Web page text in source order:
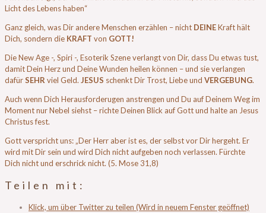
Licht des Lebens haben“
Ganz gleich, was Dir andere Menschen erzählen – nicht DEINEKraft hält
Dich, sondern die KRAFT von GOTT!
Die New Age -, Spiri -, Esoterik Szene verlangt von Dir, dass Du etwas tust,
damit Dein Herz und Deine Wunden heilen können – und sie verlangen
dafürSEHR viel Geld. JESUS schenkt Dir Trost, Liebe und VERGEBUNG.
Auch wenn Dich Herausforderugen anstrengen und Du auf Deinem Weg im
Moment nur Nebel siehst – richte Deinen Blick auf Gott und halte an Jesus
Christus fest.
Gott verspricht uns: „Der Herr aber ist es, der selbst vor Dir hergeht. Er
wird mit Dir sein und wird Dich nicht aufgeben noch verlassen. Fürchte
Dich nicht und erschrick nicht. (5. Mose 31,8)
Teilen mit:
Klick, um über Twitter zu teilen (Wird in neuem Fenster geöffnet)